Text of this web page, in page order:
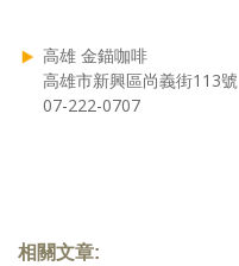
高雄 金錨咖啡
高雄市新興區尚義街113號
07-222-0707
相關文章: